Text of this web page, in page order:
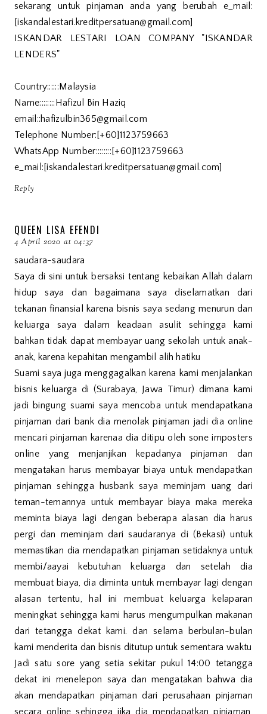
sekarang untuk pinjaman anda yang berubah e_mail:
[iskandalestari.kreditpersatuan@gmail.com]
ISKANDAR LESTARI LOAN COMPANY "ISKANDAR
LENDERS"
Country::::::Malaysia
Name::::::::Hafizul Bin Haziq
email::hafizulbin365@gmail.com
Telephone Number:[+60]1123759663
WhatsApp Number::::::::[+60]1123759663
e_mail:[iskandalestari.kreditpersatuan@gmail.com]
Reply
QUEEN LISA EFENDI
4 April 2020 at 04:37
saudara-saudara
Saya di sini untuk bersaksi tentang kebaikan Allah dalam
hidup saya dan bagaimana saya diselamatkan dari
tekanan finansial karena bisnis saya sedang menurun dan
keluarga saya dalam keadaan asulit sehingga kami
bahkan tidak dapat membayar uang sekolah untuk anak-
anak, karena kepahitan mengambil alih hatiku
Suami saya juga menggagalkan karena kami menjalankan
bisnis keluarga di (Surabaya, Jawa Timur) dimana kami
jadi bingung suami saya mencoba untuk mendapatkana
pinjaman dari bank dia menolak pinjaman jadi dia online
mencari pinjaman karenaa dia ditipu oleh sone imposters
online yang menjanjikan kepadanya pinjaman dan
mengatakan harus membayar biaya untuk mendapatkan
pinjaman sehingga husbank saya meminjam uang dari
teman-temannya untuk membayar biaya maka mereka
meminta biaya lagi dengan beberapa alasan dia harus
pergi dan meminjam dari saudaranya di (Bekasi) untuk
memastikan dia mendapatkan pinjaman setidaknya untuk
membi/aayai kebutuhan keluarga dan setelah dia
membuat biaya, dia diminta untuk membayar lagi dengan
alasan tertentu, hal ini membuat keluarga kelaparan
meningkat sehingga kami harus mengumpulkan makanan
dari tetangga dekat kami. dan selama berbulan-bulan
kami menderita dan bisnis ditutup untuk sementara waktu
Jadi satu sore yang setia sekitar pukul 14:00 tetangga
dekat ini menelepon saya dan mengatakan bahwa dia
akan mendapatkan pinjaman dari perusahaan pinjaman
secara online sehingga jika dia mendapatkan pinjaman,